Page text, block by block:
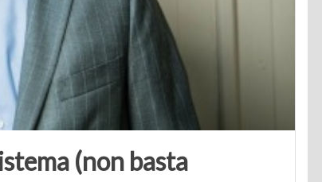
(non basta